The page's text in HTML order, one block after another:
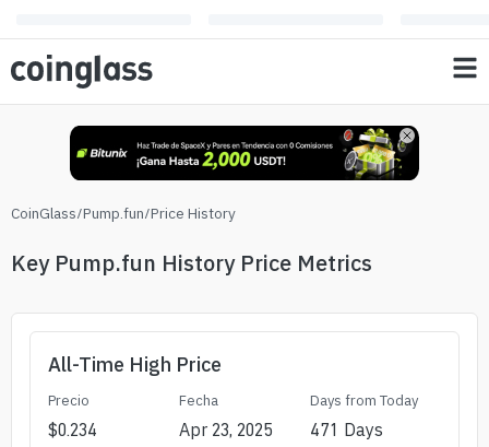
CoinGlass/Pump.fun/Price History
Key Pump.fun History Price Metrics
All-Time High Price
Precio
$0.234
Fecha
Apr 23, 2025
Days from Today
471 Days